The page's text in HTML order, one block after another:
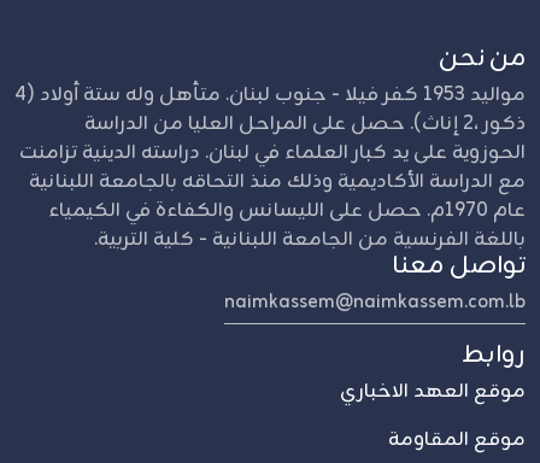
من نحن
مواليد 1953 كفر فيلا - جنوب لبنان. متأهل وله ستة أولاد (4
ذكور ،2 إناث). حصل على المراحل العليا من الدراسة
الحوزوية على يد كبار العلماء في لبنان. دراسته الدينية تزامنت
مع الدراسة الأكاديمية وذلك منذ التحاقه بالجامعة اللبنانية
عام 1970م. حصل على الليسانس والكفاءة في الكيمياء
باللغة الفرنسية من الجامعة اللبنانية - كلية التربية.
تواصل معنا
naimkassem@naimkassem.com.lb
روابط
موقع العهد الاخباري
موقع المقاومة